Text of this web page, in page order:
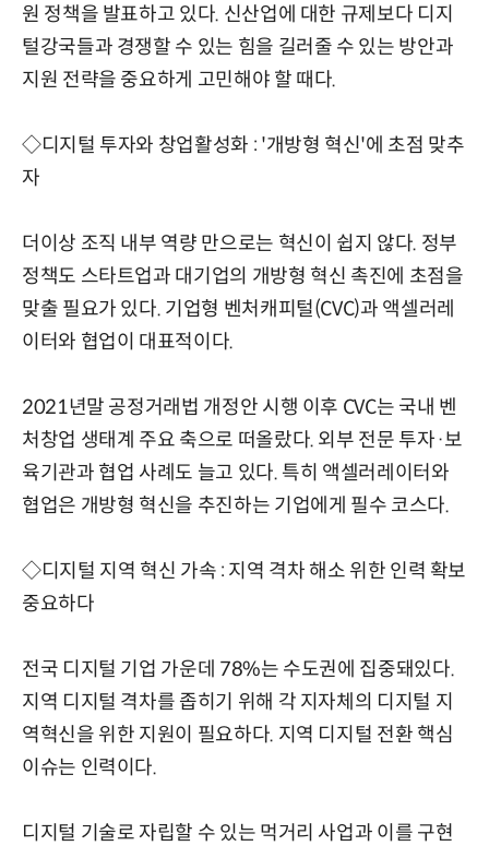
원 정책을 발표하고 있다. 신산업에 대한 규제보다 디지
털강국들과 경쟁할 수 있는 힘을 길러줄 수 있는 방안과
지원 전략을 중요하게 고민해야 할 때다.
◇디지털 투자와 창업활성화 : '개방형 혁신'에 초점 맞추
자
더이상 조직 내부 역량 만으로는 혁신이 쉽지 않다. 정부
정책도 스타트업과 대기업의 개방형 혁신 촉진에 초점을
맞출 필요가 있다. 기업형 벤처캐피털(CVC)과 액셀러레
이터와 협업이 대표적이다.
2021년말 공정거래법 개정안 시행 이후 CVC는 국내 벤
처창업 생태계 주요 축으로 떠올랐다. 외부 전문 투자·보
육기관과 협업 사례도 늘고 있다. 특히 액셀러레이터와
협업은 개방형 혁신을 추진하는 기업에게 필수 코스다.
◇디지털 지역 혁신 가속 : 지역 격차 해소 위한 인력 확보
중요하다
전국 디지털 기업 가운데 78%는 수도권에 집중돼있다.
지역 디지털 격차를 좁히기 위해 각 지자체의 디지털 지
역혁신을 위한 지원이 필요하다. 지역 디지털 전환 핵심
이슈는 인력이다.
디지털 기술로 자립할 수 있는 먹거리 사업과 이를 구현